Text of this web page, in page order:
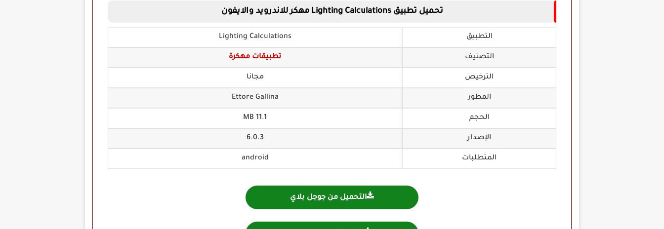
تحميل تطبيق Lighting Calculations مهكر للاندرويد والايفون
التطبيق Lighting Calculations
التصنيف تطبيقات مهكرة
الترخيص مجانا
المطور Ettore Gallina
الحجم 11.1 MB
الإصدار 6.0.3
المتطلبات android
التحميل من جوجل بلاي